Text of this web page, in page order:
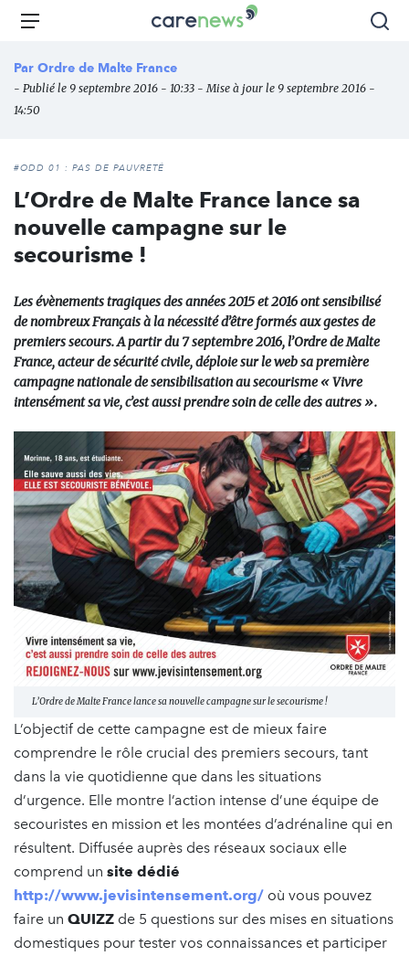
Aller
principal
Carenews,
des
Menu
Par Ordre de Malte France
- Publié le 9 septembre 2016 - 10:33 - Mise à jour le 9 septembre 2016 -
14:50
#ODD 01 : PAS DE PAUVRETÉ
L’Ordre de Malte France lance sa
nouvelle campagne sur le
secourisme !
Les évènements tragiques des années 2015 et 2016 ont sensibilisé
de nombreux Français à la nécessité d’être formés aux gestes de
premiers secours. A partir du 7 septembre 2016, l’Ordre de Malte
France, acteur de sécurité civile, déploie sur le web sa première
campagne nationale de sensibilisation au secourisme « Vivre
intensément sa vie, c’est aussi prendre soin de celle des autres ».
L’Ordre de Malte France lance sa nouvelle campagne sur le secourisme !
L’objectif de cette campagne est de mieux faire
comprendre le rôle crucial des premiers secours, tant
dans la vie quotidienne que dans les situations
d’urgence. Elle montre l’action intense d’une équipe de
secouristes en mission et les montées d’adrénaline qui en
résultent. Diffusée auprès des réseaux sociaux elle
comprend un site dédié
http://www.jevisintensement.org/ où vous pouvez
faire un QUIZZ de 5 questions sur des mises en situations
domestiques pour tester vos connaissances et participer